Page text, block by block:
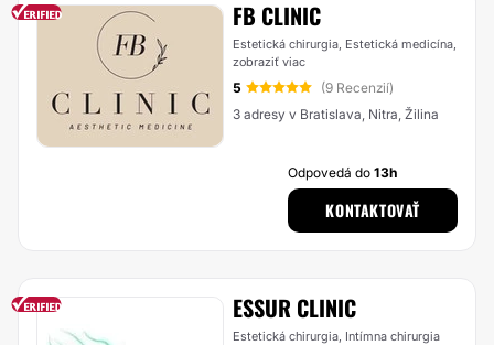
FB CLINIC
Estetická chirurgia, Estetická medicína,
zobraziť viac
5
(9 Recenzií)
3 adresy v Bratislava, Nitra, Žilina
Odpovedá do13h
KONTAKTOVAŤ
ESSUR CLINIC
Estetická chirurgia, Intímna chirurgia